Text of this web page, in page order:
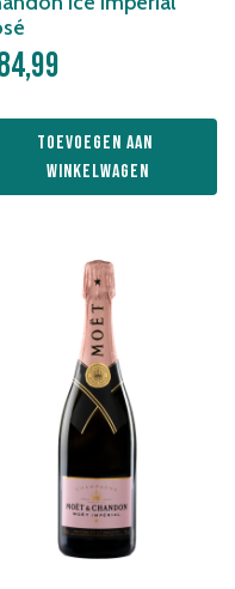
Toevoegen aan
winkelwagen